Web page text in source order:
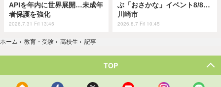
APIを年内に世界展開…未成年
者保護を強化
2026.7.31 Fri 13:45
ぶ「おさかな」イベント8/8…
川崎市
2026.8.7 Fri 10:45
ホーム › 教育・受験 › 高校生 › 記事
TOP